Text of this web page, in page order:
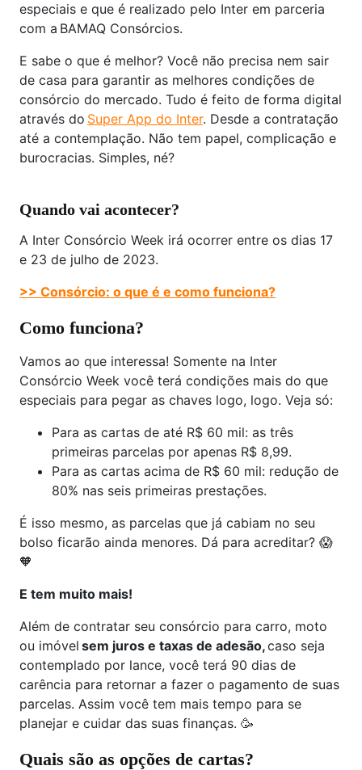
especiais e que é realizado pelo Inter em parceria
com a BAMAQ Consórcios.
E sabe o que é melhor? Você não precisa nem sair
de casa para garantir as melhores condições de
consórcio do mercado. Tudo é feito de forma digital
através do Super App do Inter. Desde a contratação
até a contemplação. Não tem papel, complicação e
burocracias. Simples, né?
Quando vai acontecer?
A Inter Consórcio Week irá ocorrer entre os dias 17
e 23 de julho de 2023.
>> Consórcio: o que é e como funciona?
Como funciona?
Vamos ao que interessa! Somente na Inter
Consórcio Week você terá condições mais do que
especiais para pegar as chaves logo, logo. Veja só:
Para as cartas de até R$ 60 mil: as três
primeiras parcelas por apenas R$ 8,99.
Para as cartas acima de R$ 60 mil: redução de
80% nas seis primeiras prestações.
É isso mesmo, as parcelas que já cabiam no seu
bolso ficarão ainda menores. Dá para acreditar? 😱
🧡
E tem muito mais!
Além de contratar seu consórcio para carro, moto
ou imóvel sem juros e taxas de adesão,caso seja
contemplado por lance, você terá 90 dias de
carência para retornar a fazer o pagamento de suas
parcelas. Assim você tem mais tempo para se
planejar e cuidar das suas finanças. 🥳
Quais são as opções de cartas?